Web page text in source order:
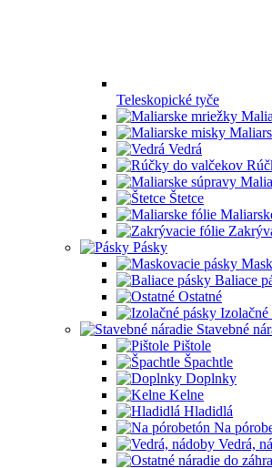
Teleskopické tyče
Vedrá
Štetce
Pásky
Baliace
Ostatné
Izolačné
Stavebné
Pištole
Špachtle
Doplnky
Kelne
Hladidlá
Na
Vedrá,